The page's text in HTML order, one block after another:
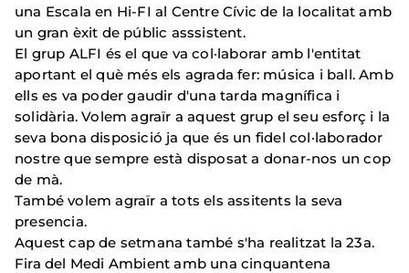
una Escala en Hi-FI al Centre Cívic de la localitat amb
un gran èxit de públic asssistent.
El grup ALFI és el que va col·laborar amb l'entitat
aportant el què més els agrada fer: música i ball. Amb
ells es va poder gaudir d'una tarda magnífica i
solidària. Volem agraïr a aquest grup el seu esforç i la
seva bona disposició ja que és un fidel col·laborador
nostre que sempre està disposat a donar-nos un cop
de mà.
També volem agraïr a tots els assitents la seva
presencia.
Aquest cap de setmana també s'ha realitzat la 23a.
Fira del Medi Ambient amb una cinquantena